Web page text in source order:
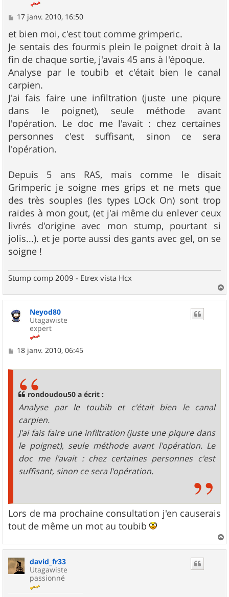
M
s
s
a
g
e
17 janv. 2010, 16:50
et bien moi, c'est tout comme grimperic.
Je sentais des fourmis plein le poignet droit à la
fin de chaque sortie, j'avais 45 ans à l'époque.
Analyse par le toubib et c'était bien le canal
carpien.
J'ai fais faire une infiltration (juste une piqure
dans le poignet), seule méthode avant
l'opération. Le doc me l'avait : chez certaines
personnes c'est suffisant, sinon ce sera
l'opération.
Depuis 5 ans RAS, mais comme le disait
Grimperic je soigne mes grips et ne mets que
des très souples (les types LOck On) sont trop
raides à mon gout, (et j'ai même du enlever ceux
livrés d'origine avec mon stump, pourtant si
jolis...). et je porte aussi des gants avec gel, on se
soigne !
Stump comp 2009 - Etrex vista Hcx
a
u
Neyod80
Utagawiste
expert
M18 janv. 2010, 06:45
rondoudou50 a écrit :
Analyse par le toubib et c'était bien le canal
carpien.
J'ai fais faire une infiltration (juste une piqure dans
le poignet), seule méthode avant l'opération. Le
doc me l'avait : chez certaines personnes c'est
suffisant, sinon ce sera l'opération.
Lors de ma prochaine consultation j'en causerais
tout de même un mot au toubib
a
david_fr33
Utagawiste
passionné